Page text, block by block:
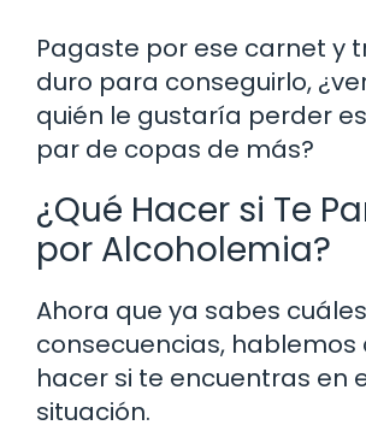
Pagaste por ese carnet y
duro para conseguirlo,
quién le gustaría perder
par de copas de más?
¿Qué Hacer si Te
por Alcoholemia?
Ahora que ya sabes
consecuencias, hablemos
hacer si te encuentras en
situación.